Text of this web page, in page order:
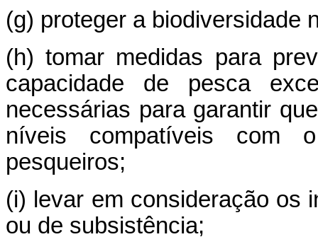
(g) proteger a biodiversidade
(h) tomar medidas para
capacidade de pesca
necessárias para garantir
níveis compatíveis com
pesqueiros;
(i) levar em consideração os
ou de subsistência;